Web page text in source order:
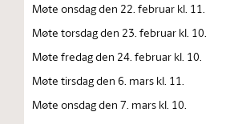
Møte onsdag den 22. februar kl. 11.
Møte torsdag den 23. februar kl. 10.
Møte fredag den 24. februar kl. 10.
Møte tirsdag den 6. mars kl. 11.
Møte onsdag den 7. mars kl. 10.